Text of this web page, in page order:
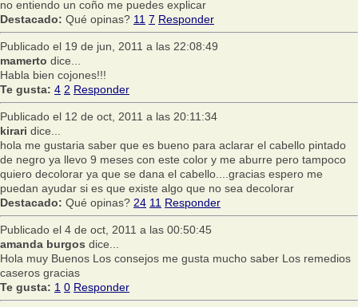
no entiendo un coño me puedes explicar
Destacado: Qué opinas? 11 7 Responder
Publicado el 19 de jun, 2011 a las 22:08:49
mamerto dice...
Habla bien cojones!!!
Te gusta: 4 2 Responder
Publicado el 12 de oct, 2011 a las 20:11:34
kirari dice...
hola me gustaria saber que es bueno para aclarar el cabello pintado
de negro ya llevo 9 meses con este color y me aburre pero tampoco
quiero decolorar ya que se dana el cabello....gracias espero me
puedan ayudar si es que existe algo que no sea decolorar
Destacado: Qué opinas? 24 11 Responder
Publicado el 4 de oct, 2011 a las 00:50:45
amanda burgos dice...
Hola muy Buenos Los consejos me gusta mucho saber Los remedios
caseros gracias
Te gusta: 1 0 Responder